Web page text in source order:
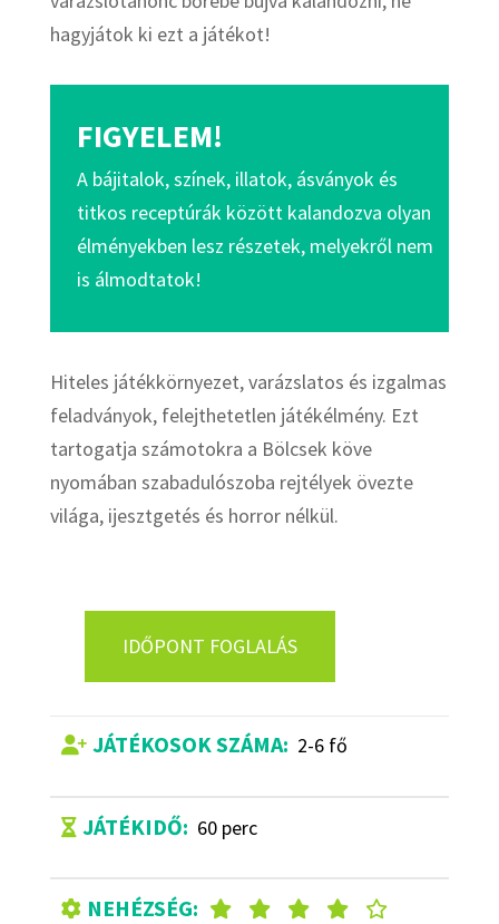
hagyjátok ki ezt a játékot!
FIGYELEM!
A bájitalok, színek, illatok, ásványok és
titkos receptúrák között kalandozva olyan
élményekben lesz részetek, melyekről nem
is álmodtatok!
Hiteles játékkörnyezet, varázslatos és izgalmas
feladványok, felejthetetlen játékélmény. Ezt
tartogatja számotokra a Bölcsek köve
nyomában szabadulószoba rejtélyek övezte
világa, ijesztgetés és horror nélkül.
IDŐPONT FOGLALÁS
JÁTÉKOSOK SZÁMA: 2-6 fő
JÁTÉKIDŐ: 60 perc
NEHÉZSÉG: